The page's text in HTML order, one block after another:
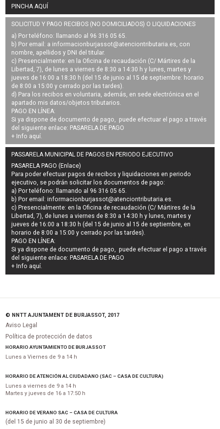
PINCHA AQUÍ
SOLICITUD Y PAGO RECIBOS (NO DOMICILIADOS) O LIQUIDACIONES
a) Por teléfono: llamando al 96 316 05 65.
b) Por email: a informacionburjassot@atenciontributaria.es, con
nombre, apellidos y DNI del titular.
c) Presencialmente: en la Oficina de recaudación (C/ Mártires de la
Libertad, 7), de lunes a viernes de 8:30 a 14:30 h y lunes, martes y
jueves de 16:00 a 18:30 h (del 15 de junio al 15 de septiembre: horario
de 8:00 a 15:00 y cerrado por las tardes).
d) Para los recibos en voluntaria, además, en sede electrónica en el
apartado mis datos/objetos tributarios.
PAGO EN LÍNEA:
Si ya dispone de documento de pago, puede efectuar el pago a través
del siguiente enlace: PASARELA DE PAGO
+ Info aquí.
PASSARELA MUNICIPAL DE PAGOS EN PERIODO EJECUTIVO
PASARELA PAGO (Enlace)
Para poder efectuar pagos derecibos y liquidaciones en periodo
ejecutivo, se podrán solicitar los documentos de pago:
a) Por teléfono: llamando al 96 316 05 65.
b) Por email:informacionburjassot@atenciontributaria.es.
c) Presencialmente: en la Oficina de recaudación (C/ Mártires de la
Libertad, 7), de lunes a viernes de 8:30 a 14:30 h y lunes, martes y
jueves de 16:00 a 18:30 h (del 15 de junio al 15 de septiembre, en
horario de 8:00 a 15:00 y cerrado por las tardes).
PAGO EN LÍNEA:
Si ya dispone de documento de pago, puede efectuar el pago a través
del siguiente enlace: PASARELA DE PAGO
+ Info aquí.
© NNTT AJUNTAMENT DE BURJASSOT, 2017
Aviso Legal
Política de protección de datos
HORARIO AYUNTAMIENTO DE BURJASSOT
Lunes a Viernes de 9 a 14 h
HORARIO DE ATENCIÓN AL CIUDADANO (SAC – CASA DE CULTURA)
Lunes a viernes de 9 a 14 h
Martes y jueves de 16 a 17:50 h
HORARIO DE VERANO SAC – CASA DE CULTURA
(del 15 de junio al 30 de septiembre)